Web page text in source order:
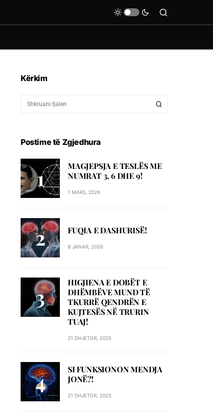
Kërkim
Postime të Zgjedhura
MAGJEPSJA E TESLËS ME
NUMRAT 3, 6 DHE 9!
1 MARS, 2026
FUQIA E DASHURISË!
8 JANAR, 2026
HIGJIENA E DOBËT E
DHËMBËVE MUND TË
TKURRË QENDRËN E
KUJTESËS NË TRURIN
TUAJ!
21 DHJETOR, 2025
SI FUNKSIONON MENDJA
JONË?!
21 DHJETOR, 2025